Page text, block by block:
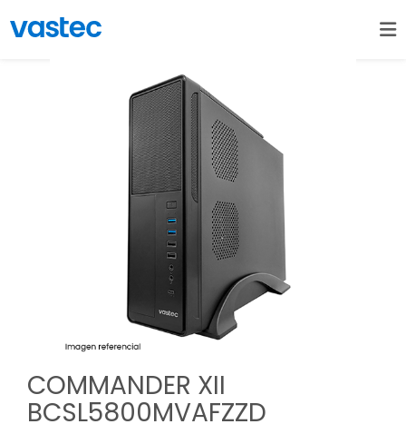
COMMANDER XII
BCSL5800MVAFZZD